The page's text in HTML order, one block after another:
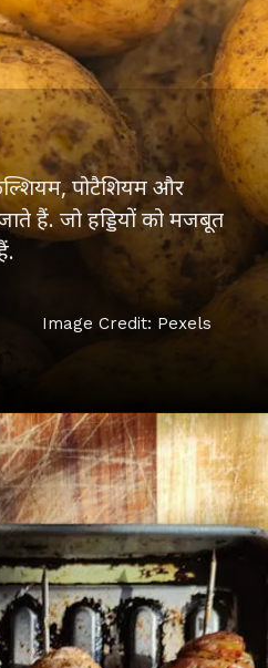
पोटैशियम और
हैं. जो हड्डियों को मजबूत
Image Credit: Pexels